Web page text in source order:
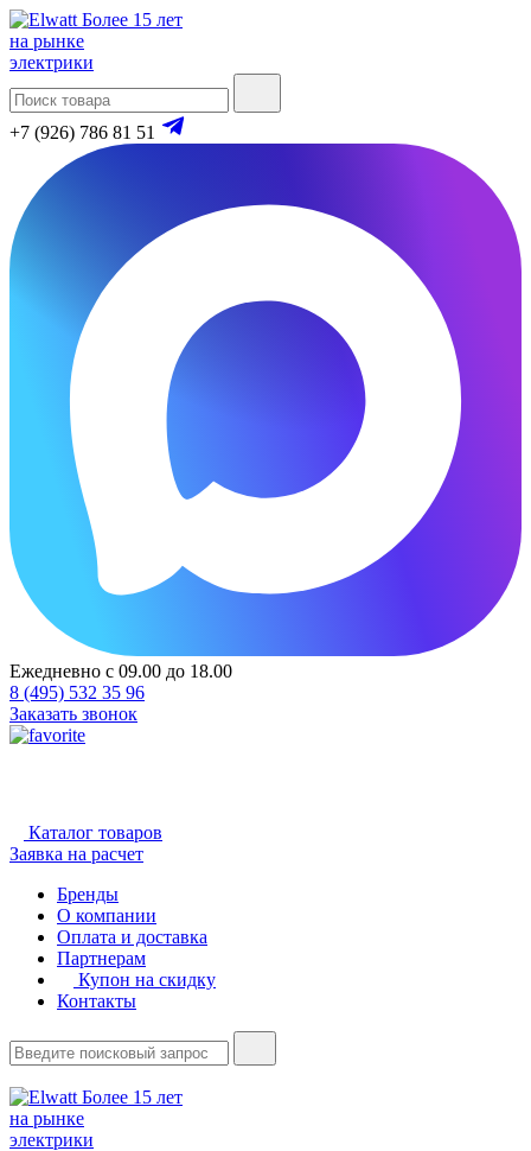
Более 15 лет
на рынке
электрики
+7 (926) 786 81 51
Ежедневно с 09.00 до 18.00
8 (495) 532 35 96
Заказать звонок
Каталог товаров
Заявка на расчет
Бренды
О компании
Оплата и доставка
Партнерам
Купон на скидку
Контакты
Более 15 лет
на рынке
электрики